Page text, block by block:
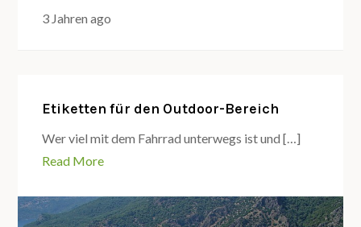
3 Jahren ago
Etiketten für den Outdoor-Bereich
Wer viel mit dem Fahrrad unterwegs ist und […]
Read More